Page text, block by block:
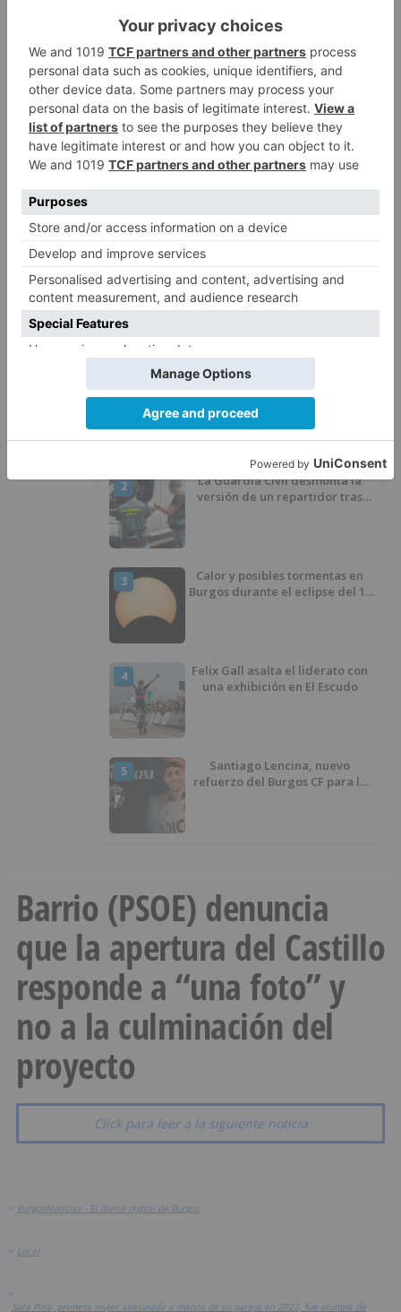
Un libro rescata la historia y
memoria del pueblo burgalés de
Huérmeces
4
CCOO Burgos tramita más de 200
expedientes de regularización
de inmigrantes
5
El PSOE denuncia que las
piscinas municipales de Burgos
desinfección obligatoria contra
plagas
LO ÚLTIMO
1
Luz verde al Programa de
Envejecimiento Activo que
experimenta cada una mayor
demanda
2
La Guardia Civil desmonta la
versión de un repartidor tras
3
Calor y posibles tormentas en
Burgos durante el eclipse del 12
4
Felix Gall asalta el liderato con
una exhibición en El Escudo
5
Santiago Lencina, nuevo
refuerzo del Burgos CF para la
Barrio (PSOE) denuncia
que la apertura del Castillo
responde a “una foto” y
no a la culminación del
proyecto
Click para leer a la siguiente noticia
> BurgosNoticias - El diario digital de Burgos
> Local
>
Sara Pina, primera mujer asesinada a manos de su pareja en 2022, fue alumna de